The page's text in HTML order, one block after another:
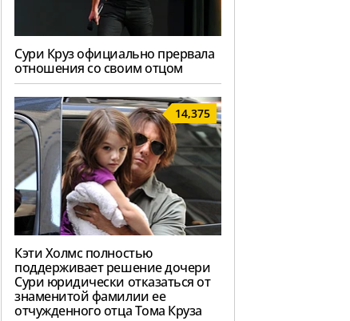
Сури Круз официально прервала
отношения со своим отцом
14,375
Кэти Холмс полностью
поддерживает решение дочери
Сури юридически отказаться от
знаменитой фамилии ее
отчужденного отца Тома Круза